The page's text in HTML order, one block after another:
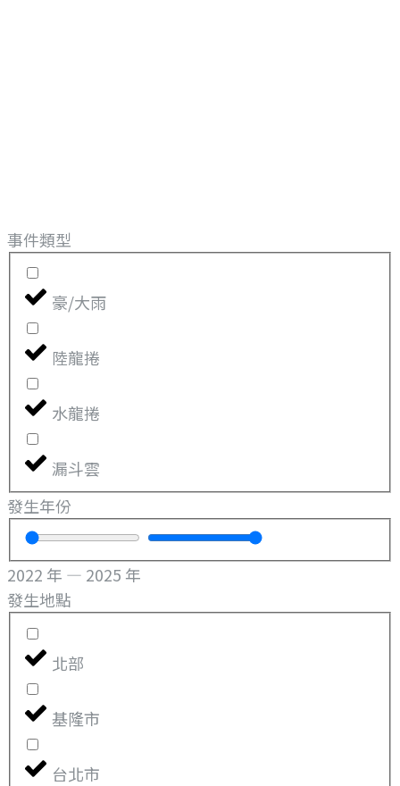
事件類型
豪/大雨
陸龍捲
水龍捲
漏斗雲
發生年份
2022 年 — 2025 年
發生地點
北部
基隆市
台北市